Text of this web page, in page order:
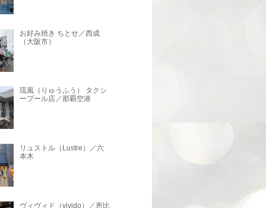
お好み焼き ちとせ／西成
（大阪市）
琉風（りゅうふう） タクシ
ープール店／那覇空港
リュストル（Lustre）／六
本木
ヴィヴィド（vivido）／恵比